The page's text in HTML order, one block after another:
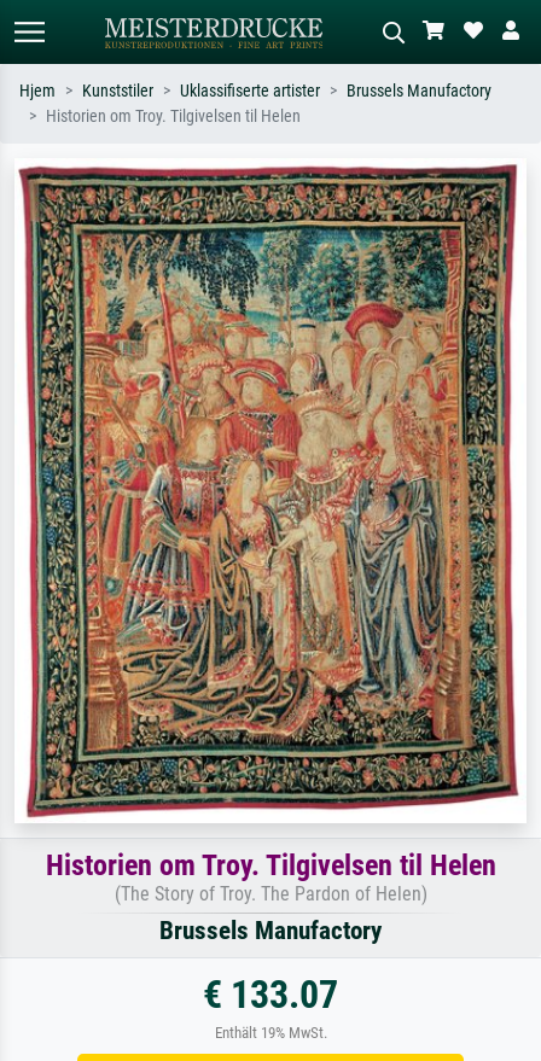
Søk etter kunstner, tittel eller stil – for
eksempel Monet, Stjernenatt,
impresjonisme, Hokusai-bølgen, akt.
Beskriv scenen – for eksempel grønn
eng, abstrakt med mye rødt, mørkt
oljemaleri, stående akt ved et tre.
Hjem Kunststiler Uklassifiserte artister
Brussels Manufactory
Historien om Troy. Tilgivelsen til Helen
Historien om Troy. Tilgivelsen til Helen
(The Story of Troy. The Pardon of Helen)
Brussels Manufactory
€ 133.07
Enthält 19% MwSt.